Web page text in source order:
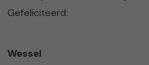
Gefeliciteerd:
Wessel